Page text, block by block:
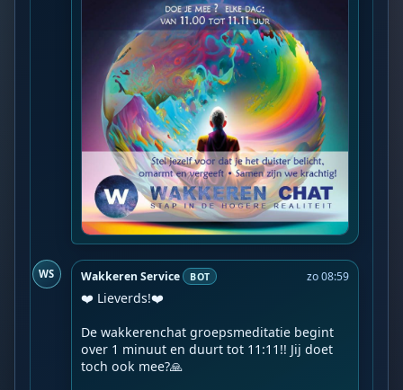
WS Wakkeren Service BOT zo 08:59
❤️ Lieverds!❤️
De wakkerenchat groepsmeditatie begint
over 1 minuut en duurt tot 11:11!! Jij doet
toch ook mee?🙏